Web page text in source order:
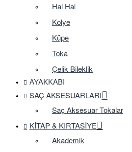
Hal Hal
Kolye
Küpe
Toka
Çelik Bileklik
AYAKKABI
SAÇ AKSESUARLARI
Saç Aksesuar Tokalar
KITAP & KIRTASIYE
Akademik